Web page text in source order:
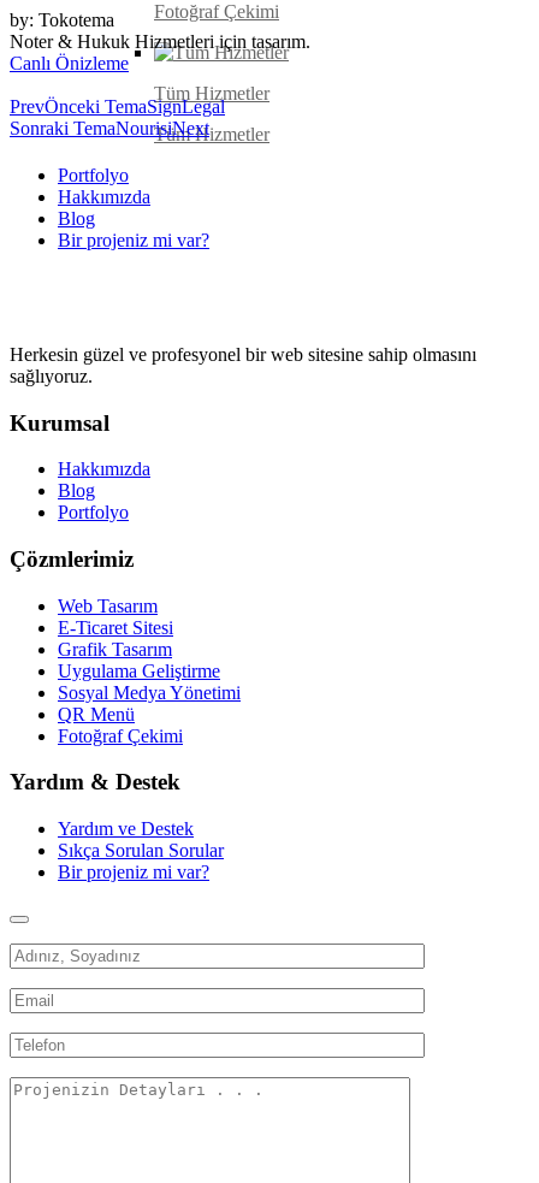
Fotoğraf Çekimi
Tüm Hizmetler
Tüm Hizmetler
Portfolyo
Hakkımızda
Blog
Bir projeniz mi var?
by: Tokotema
Noter & Hukuk Hizmetleri için tasarım.
Canlı Önizleme
PrevÖnceki TemaSignLegal
Sonraki TemaNourisiNext
Herkesin güzel ve profesyonel bir web sitesine sahip olmasını
sağlıyoruz.
Kurumsal
Hakkımızda
Blog
Portfolyo
Çözmlerimiz
Web Tasarım
E-Ticaret Sitesi
Grafik Tasarım
Uygulama Geliştirme
Sosyal Medya Yönetimi
QR Menü
Fotoğraf Çekimi
Yardım & Destek
Yardım ve Destek
Sıkça Sorulan Sorular
Bir projeniz mi var?